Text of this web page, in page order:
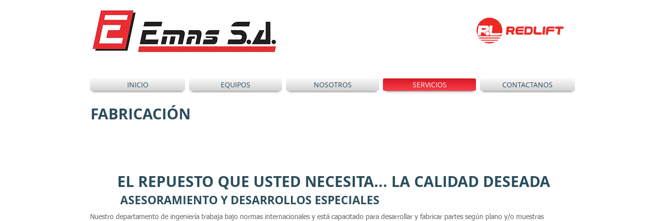
INICIO EQUIPOS NOSOTROS SERVICIOS CONTACTANOS
FABRICACIÓN
EL REPUESTO QUE USTED NECESITA... LA CALIDAD DESEADA
ASESORAMIENTO Y DESARROLLOS ESPECIALES
Nuestro departamento de ingeniería trabaja bajo normas internacionales y está capacitado para desarrollar y fabricar partes según plano y/o muestras